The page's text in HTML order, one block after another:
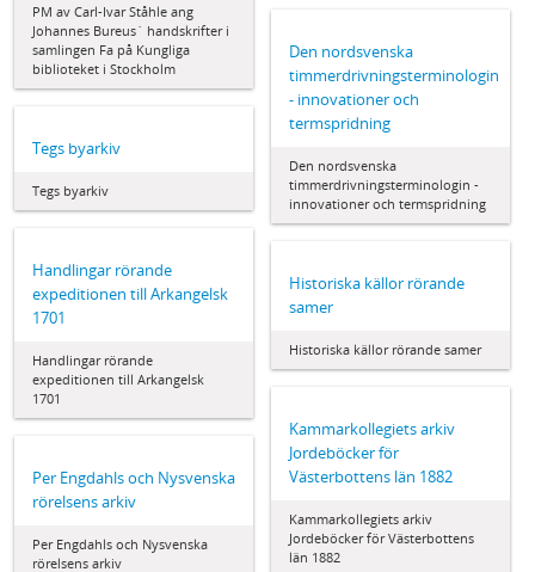
PM av Carl-Ivar Ståhle ang
Johannes Bureus´ handskrifter i
samlingen Fa på Kungliga
biblioteket i Stockholm
Den nordsvenska
timmerdrivningsterminologin
- innovationer och
termspridning
Den nordsvenska
timmerdrivningsterminologin -
innovationer och termspridning
Tegs byarkiv
Tegs byarkiv
Handlingar rörande
expeditionen till Arkangelsk
1701
Handlingar rörande
expeditionen till Arkangelsk
1701
Historiska källor rörande
samer
Historiska källor rörande samer
Kammarkollegiets arkiv
Jordeböcker för
Västerbottens län 1882
Kammarkollegiets arkiv
Jordeböcker för Västerbottens
län 1882
Per Engdahls och Nysvenska
rörelsens arkiv
Per Engdahls och Nysvenska
rörelsens arkiv